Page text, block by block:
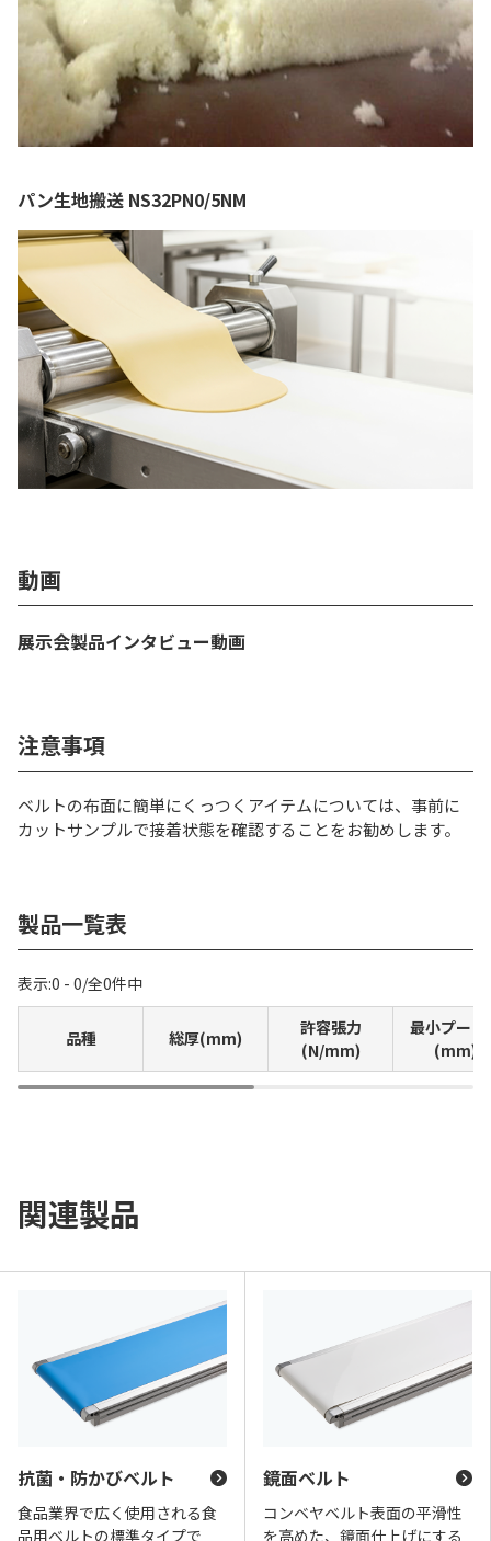
パン生地搬送 NS32PN0/5NM
動画
展示会製品インタビュー動画
注意事項
ベルトの布面に簡単にくっつくアイテムについては、事前に
カットサンプルで接着状態を確認することをお勧めします。
製品一覧表
表示:0 - 0/全0件中
品種 総厚(mm)
許容張力
(N/mm)
最小プーリ
(mm)
関連製品
抗菌・防かびベルト
食品業界で広く使用される食
品用ベルトの標準タイプで
鏡面ベルト
コンベヤベルト表面の平滑性
を高めた、鏡面仕上げにする